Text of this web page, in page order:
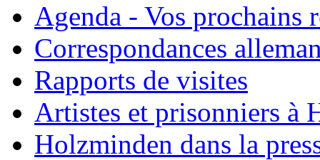
Agenda - Vos prochains
Correspondances
Rapports de visites
Artistes et prisonniers à
Holzminden dans la